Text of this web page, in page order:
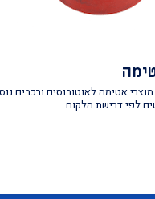
אטימה לאוטובוסים ורכבים
לפי דרישת הלקוח.